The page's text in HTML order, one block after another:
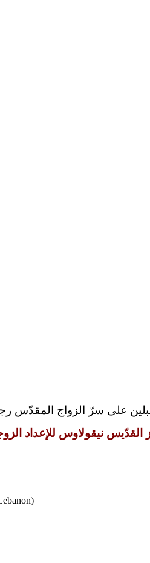
على سرّ الزواج المقدّس
القدّيس نيقولاوس للإعداد